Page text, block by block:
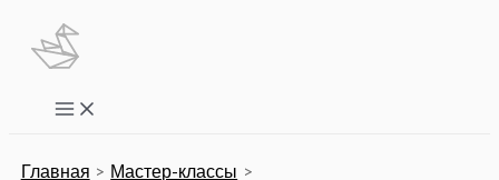
Перейти
содержимому
Main
Menu
Главная
Мастер-классы